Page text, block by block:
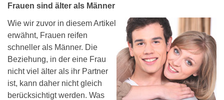
Frauen sind älter als Männer
Wie wir zuvor in diesem Artikel
erwähnt, Frauen reifen
schneller als Männer. Die
Beziehung, in der eine Frau
nicht viel älter als ihr Partner
ist, kann daher nicht gleich
berücksichtigt werden. Was